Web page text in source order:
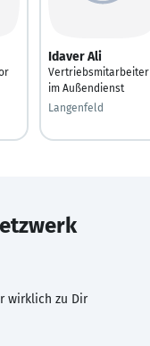
Idaver Ali
Vertriebsmitarbeiter
im Außendienst
Langenfeld
wirklich zu Dir